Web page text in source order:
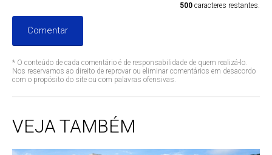
500caracteres restantes.
Comentar
* O conteúdo de cada comentário é de responsabilidade de quem realizá-lo.
Nos reservamos ao direito de reprovar ou eliminar comentários em desacordo
com o propósito do site ou com palavras ofensivas.
VEJA TAMBÉM